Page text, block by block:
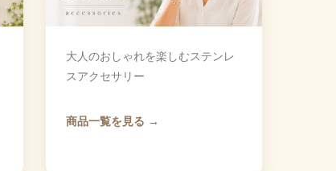
大人のおしゃれを楽しむステンレ
スアクセサリー
商品一覧を見る →